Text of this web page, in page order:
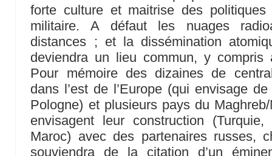
forte culture et maitrise des
militaire. A défaut les nuages
distances ; et la dissémination
deviendra un lieu commun, y compris
Pour mémoire des dizaines de
dans l’est de l’Europe (qui envisage
Pologne) et plusieurs pays du
envisagent leur construction
Maroc) avec des partenaires russes,
souviendra de la citation d’un